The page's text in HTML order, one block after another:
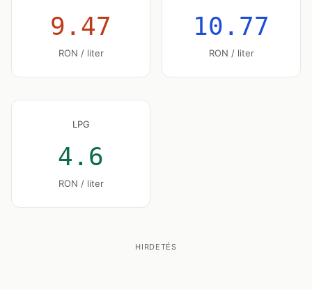
9.47
RON / liter
10.77
RON / liter
LPG
4.6
RON / liter
HIRDETÉS